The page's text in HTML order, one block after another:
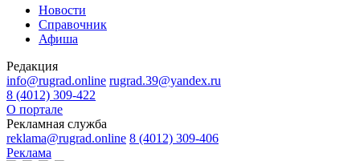
Новости
Справочник
Афиша
Редакция
info@rugrad.online rugrad.39@yandex.ru
8 (4012) 309-422
О портале
Рекламная служба
reklama@rugrad.online 8 (4012) 309-406
Реклама